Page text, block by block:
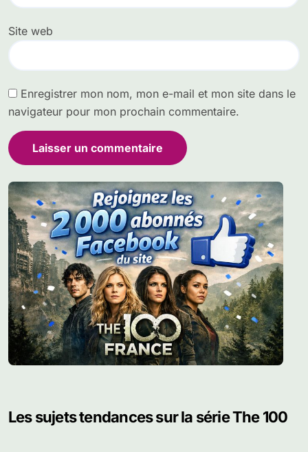
Site web
Enregistrer mon nom, mon e-mail et mon site dans le
navigateur pour mon prochain commentaire.
Les sujets tendances sur la série The 100